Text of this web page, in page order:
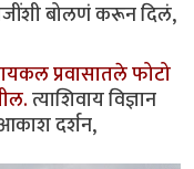
बोलणं करून दिलं,
प्रवासातले फोटो
त्याशिवाय विज्ञान
आकाश दर्शन,